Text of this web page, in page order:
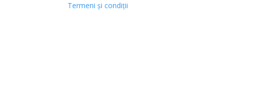
Termeni și condiții